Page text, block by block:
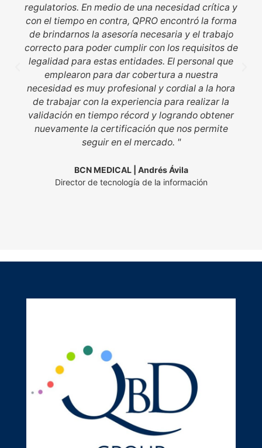
regulatorios. En medio de una necesidad crítica y
con el tiempo en contra, QPRO encontró la forma
de brindarnos la asesoría necesaria y el trabajo
correcto para poder cumplir con los requisitos de
legalidad para estas entidades. El personal que
emplearon para dar cobertura a nuestra
necesidad es muy profesional y cordial a la hora
de trabajar con la experiencia para realizar la
validación en tiempo récord y logrando obtener
nuevamente la certificación que nos permite
seguir en el mercado. "
BCN MEDICAL | Andrés Ávila
Director de tecnología de la información